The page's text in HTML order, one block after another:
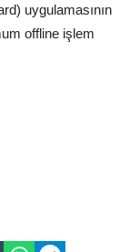
uygulamasının
offline işlem